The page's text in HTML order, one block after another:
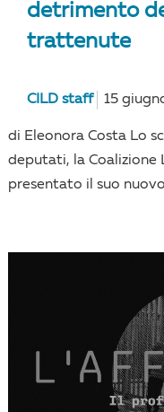
detrimento
trattenute
CILD staff 15
di Eleonora Costa Lo
deputati, la Coalizione
presentato il suo